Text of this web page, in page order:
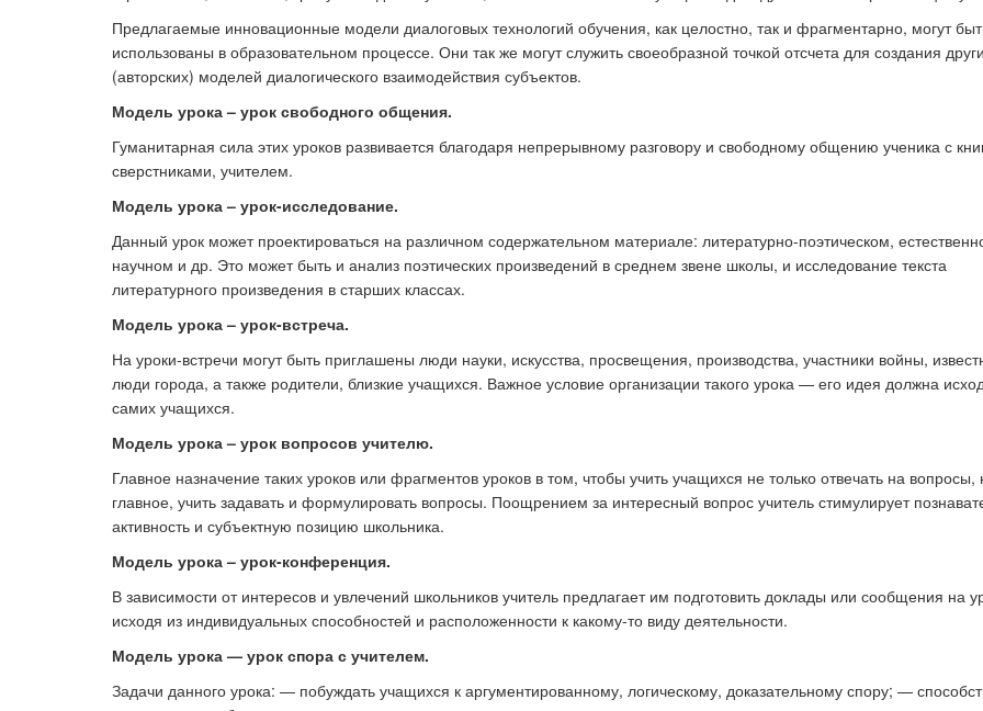
Предлагаемые инновационные модели диалоговых технологий обучения, как целостно, так и фрагментарно, могут
использованы в образовательном процессе. Они так же могут служить своеобразной точкой отсчета для создания
(авторских) моделей диалогического взаимодействия субъектов.
Модель урока – урок свободного общения.
Гуманитарная сила этих уроков развивается благодаря непрерывному разговору и свободному общению ученика с
сверстниками, учителем.
Модель урока – урок-исследование.
Данный урок может проектироваться на различном содержательном материале: литературно-поэтическом,
научном и др. Это может быть и анализ поэтических произведений в среднем звене школы, и исследование текста
литературного произведения в старших классах.
Модель урока – урок-встреча.
На уроки-встречи могут быть приглашены люди науки, искусства, просвещения, производства, участники войны,
люди города, а также родители, близкие учащихся. Важное условие организации такого урока — его идея должна
самих учащихся.
Модель урока – урок вопросов учителю.
Главное назначение таких уроков или фрагментов уроков в том, чтобы учить учащихся не только отвечать на вопросы,
главное, учить задавать и формулировать вопросы. Поощрением за интересный вопрос учитель стимулирует
активность и субъектную позицию школьника.
Модель урока – урок-конференция.
В зависимости от интересов и увлечений школьников учитель предлагает им подготовить доклады или сообщения на
исходя из индивидуальных способностей и расположенности к какому-то виду деятельности.
Модель урока — урок спора с учителем.
Задачи данного урока: — побуждать учащихся к аргументированному, логическому, доказательному спору; —